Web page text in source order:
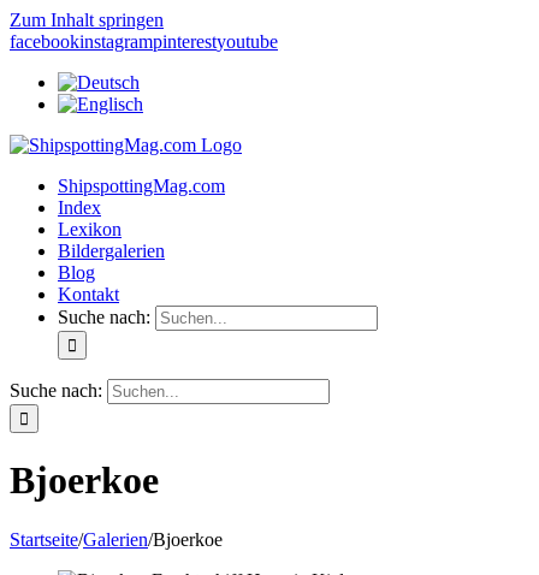
Zum Inhalt springen
facebookinstagrampinterestyoutube
ShipspottingMag.com
Index
Lexikon
Bildergalerien
Blog
Kontakt
Suche nach:
Suche nach:
Bjoerkoe
Startseite/Galerien/Bjoerkoe